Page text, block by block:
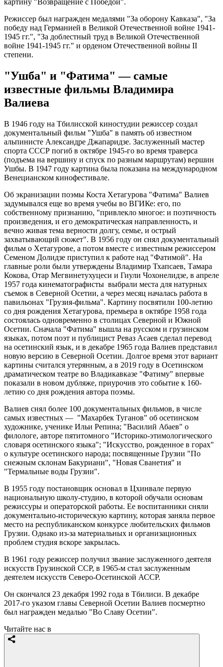
картину "Возвращение с Победой".
Режиссер был награжден медалями "За оборону Кавказа", "За
победу над Германией в Великой Отечественной войне 1941-
1945 гг.", "За доблестный труд в Великой Отечественной
войне 1941-1945 гг." и орденом Отечественной войны II
степени.
"Ушба" и "Фатима" — самые
известные фильмы Владимира
Валиева
В 1946 году на Тбилисской киностудии режиссер создал
документальный фильм "Ушба" в память об известном
альпинисте Александре Джапаридзе. Заслуженный мастер
спорта СССР погиб в октябре 1945-го во время траверса
(подъема на вершину и спуск по разным маршрутам) вершин
Ушбы. В 1947 году картина была показана на международном
Венецианском кинофестивале.
Об экранизации поэмы Коста Хетагурова "Фатима" Валиев
задумывался еще во время учебы во ВГИКе: его, по
собственному признанию, "привлекло многое: и поэтичность
произведения, и его демократическая направленность, и
вечно живая тема верности долгу, семье, и острый
захватывающий сюжет". В 1956 году он снял документальный
фильм о Хетагурове, а потом вместе с известным режиссером
Семеном Долидзе приступил к работе над "Фатимой". На
главные роли были утверждены Владимир Тхапсаев, Тамара
Кокова, Отар Мегвинетухуцеси и Гиули Чохонелидзе, в апреле
1957 года кинематографисты выбрали места для натурных
съемок в Северной Осетии, а через месяц началась работа в
павильонах "Грузия-фильма". Картину посвятили 100-летию
со дня рождения Хетагурова, премьера в октябре 1958 года
состоялась одновременно в столицах Северной и Южной
Осетии. Сначала "Фатима" вышла на русском и грузинском
языках, потом поэт и публицист Реваз Асаев сделал перевод
на осетинский язык, и в декабре 1965 года Валиев представил
новую версию в Северной Осетии. Долгое время этот вариант
картины считался утерянным, а в 2019 году в Осетинском
драматическом театре во Владикавказе "Фатиму" впервые
показали в новом дубляже, приурочив это событие к 160-
летию со дня рождения автора поэмы.
Валиев снял более 100 документальных фильмов, в числе
самых известных — "Махарбек Туганов" об осетинском
художнике, ученике Ильи Репина; "Василий Абаев" о
филологе, авторе пятитомного "Историко-этимологического
словаря осетинского языка"; "Искусство, рожденное в горах"
о культуре осетинского народа; посвященные Грузии "По
снежным склонам Бакуриани", "Новая Сванетия" и
"Термальные воды Грузии".
В 1955 году постановщик основал в Цхинвале первую
национальную школу-студию, в которой обучали основам
режиссуры и операторской работы. Ее воспитанники сняли
документально-историческую картину, которая заняла первое
место на республиканском конкурсе любительских фильмов
Грузии. Однако из-за материальных и организационных
проблем студия вскоре закрылась.
В 1961 году режиссер получил звание заслуженного деятеля
искусств Грузинской ССР, в 1965-м стал заслуженным
деятелем искусств Северо-Осетинской АССР.
Он скончался 23 декабря 1992 года в Тбилиси. В декабре
2017-го указом главы Северной Осетии Валиев посмертно
был награжден медалью "Во Славу Осетии".
Читайте нас в